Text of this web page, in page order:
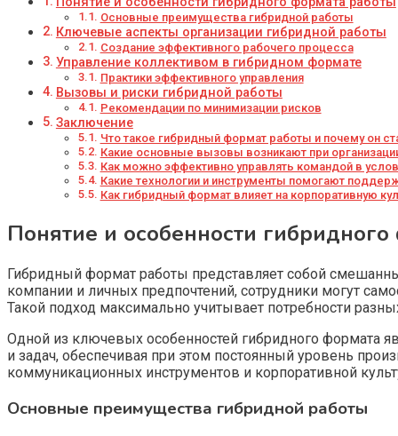
Основные преимущества гибридной работы
Ключевые аспекты организации гибридной работы
Создание эффективного рабочего процесса
Управление коллективом в гибридном формате
Практики эффективного управления
Вызовы и риски гибридной работы
Рекомендации по минимизации рисков
Заключение
Что такое гибридный формат работы и почему он
Какие основные вызовы возникают при
Как можно эффективно управлять командой в
Какие технологии и инструменты помогают
Как гибридный формат влияет на корпоративную
Понятие и особенности
Гибридный формат работы представляет собой
компании и личных предпочтений, сотрудники могут
Такой подход максимально учитывает потребности
Одной из ключевых особенностей гибридного формата
и задач, обеспечивая при этом постоянный уровень
коммуникационных инструментов и корпоративной
Основные преимущества гибридной работы